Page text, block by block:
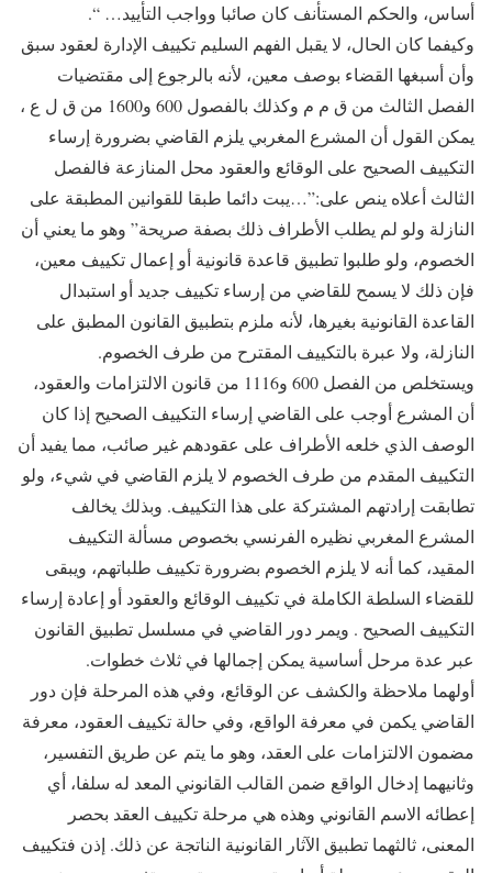
أساس، والحكم المستأنف كان صائبا وواجب التأييد… “.
وكيفما كان الحال، لا يقبل الفهم السليم تكييف الإدارة لعقود سبق
وأن أسبغها القضاء بوصف معين، لأنه بالرجوع إلى مقتضيات
الفصل الثالث من ق م م وكذلك بالفصول 600 و1600 من ق ل ع ،
يمكن القول أن المشرع المغربي يلزم القاضي بضرورة إرساء
التكييف الصحيح على الوقائع والعقود محل المنازعة فالفصل
الثالث أعلاه ينص على:”…يبت دائما طبقا للقوانين المطبقة على
النازلة ولو لم يطلب الأطراف ذلك بصفة صريحة” وهو ما يعني أن
الخصوم، ولو طلبوا تطبيق قاعدة قانونية أو إعمال تكييف معين،
فإن ذلك لا يسمح للقاضي من إرساء تكييف جديد أو استبدال
القاعدة القانونية بغيرها، لأنه ملزم بتطبيق القانون المطبق على
النازلة، ولا عبرة بالتكييف المقترح من طرف الخصوم.
ويستخلص من الفصل 600 و1116 من قانون الالتزامات والعقود،
أن المشرع أوجب على القاضي إرساء التكييف الصحيح إذا كان
الوصف الذي خلعه الأطراف على عقودهم غير صائب، مما يفيد أن
التكييف المقدم من طرف الخصوم لا يلزم القاضي في شيء، ولو
تطابقت إرادتهم المشتركة على هذا التكييف. وبذلك يخالف
المشرع المغربي نظيره الفرنسي بخصوص مسألة التكييف
المقيد، كما أنه لا يلزم الخصوم بضرورة تكييف طلباتهم، ويبقى
للقضاء السلطة الكاملة في تكييف الوقائع والعقود أو إعادة إرساء
التكييف الصحيح . ويمر دور القاضي في مسلسل تطبيق القانون
عبر عدة مرحل أساسية يمكن إجمالها في ثلاث خطوات.
أولهما ملاحظة والكشف عن الوقائع، وفي هذه المرحلة فإن دور
القاضي يكمن في معرفة الواقع، وفي حالة تكييف العقود، معرفة
مضمون الالتزامات على العقد، وهو ما يتم عن طريق التفسير،
وثانيهما إدخال الواقع ضمن القالب القانوني المعد له سلفا، أي
إعطائه الاسم القانوني وهذه هي مرحلة تكييف العقد بحصر
المعنى، ثالثهما تطبيق الآثار القانونية الناتجة عن ذلك. إذن فتكييف